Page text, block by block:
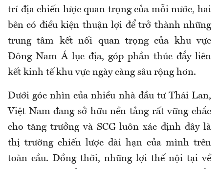
trí địa chiến lược quan trọng của mỗi nước, hai
bên có điều kiện thuận lợi để trở thành những
trung tâm kết nối quan trọng của khu vực
Đông Nam Á lục địa, góp phần thúc đẩy liên
kết kinh tế khu vực ngày càng sâu rộng hơn.
Dưới góc nhìn của nhiều nhà đầu tư Thái Lan,
Việt Nam đang sở hữu nền tảng rất vững chắc
cho tăng trưởng và SCG luôn xác định đây là
thị trường chiến lược dài hạn của mình trên
toàn cầu. Đồng thời, những lợi thế nội tại về